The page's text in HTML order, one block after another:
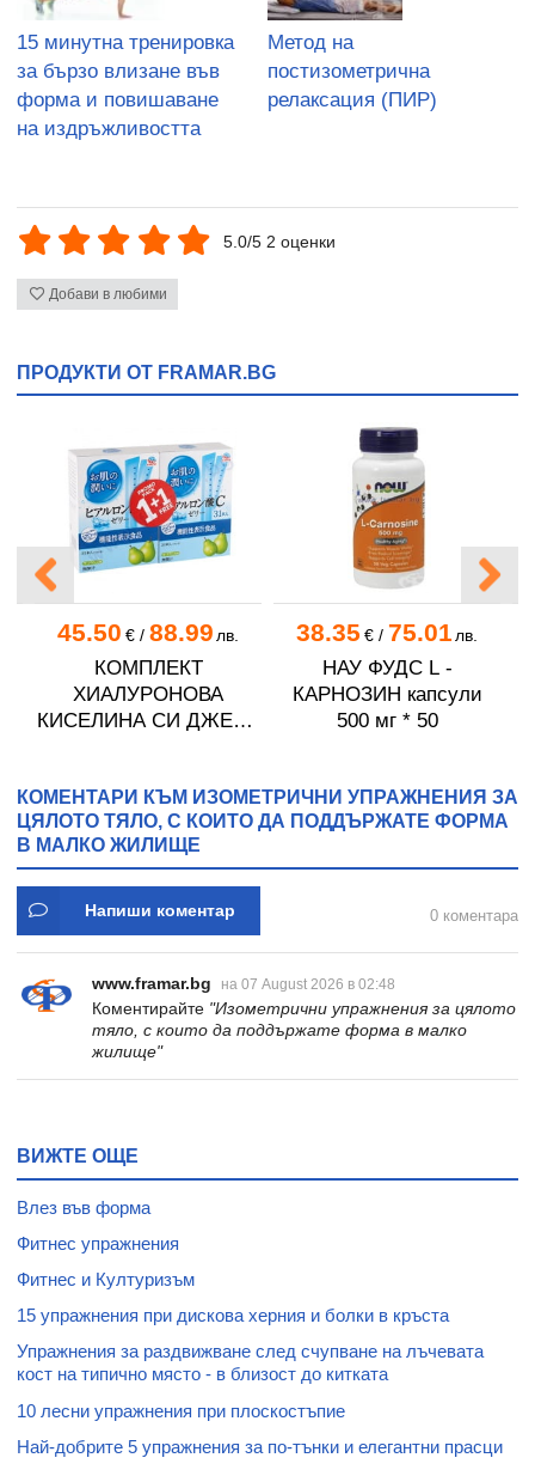
15 минутна тренировка
за бързо влизане във
форма и повишаване
на издръжливостта
Метод на
постизометрична
релаксация (ПИР)
5.0/5 2 оценки
Добави в любими
ПРОДУКТИ ОТ FRAMAR.BG
45.50 €/ 88.99 лв.
КОМПЛЕКТ
ХИАЛУРОНОВА
КИСЕЛИНА СИ ДЖЕЛИ
38.35 €/ 75.01лв.
НАУ ФУДС L -
КАРНОЗИН капсули
500 мг * 50
КОМЕНТАРИ КЪМ ИЗОМЕТРИЧНИ УПРАЖНЕНИЯ ЗА
ЦЯЛОТО ТЯЛО, С КОИТО ДА ПОДДЪРЖАТЕ ФОРМА
В МАЛКО ЖИЛИЩЕ
Напиши коментар 0 коментара
www.framar.bg на 07 August 2026 в 02:48
Коментирайте "Изометрични упражнения за цялото
тяло, с които да поддържате форма в малко
жилище"
ВИЖТЕ ОЩЕ
Влез във форма
Фитнес упражнения
Фитнес и Културизъм
15 упражнения при дискова херния и болки в кръста
Упражнения за раздвижване след счупване на лъчевата
кост на типично място - в близост до китката
10 лесни упражнения при плоскостъпие
Най-добрите 5 упражнения за по-тънки и елегантни прасци